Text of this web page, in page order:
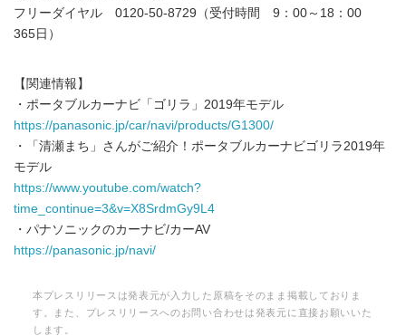
フリーダイヤル 0120-50-8729（受付時間 9：00～18：00
365日）
【関連情報】
・ポータブルカーナビ「ゴリラ」2019年モデル
https://panasonic.jp/car/navi/products/G1300/
・「清瀬まち」さんがご紹介！ポータブルカーナビゴリラ2019年
モデル
https://www.youtube.com/watch?
time_continue=3&v=X8SrdmGy9L4
・パナソニックのカーナビ/カーAV
https://panasonic.jp/navi/
本プレスリリースは発表元が入力した原稿をそのまま掲載しておりま
す。また、プレスリリースへのお問い合わせは発表元に直接お願いいた
します。